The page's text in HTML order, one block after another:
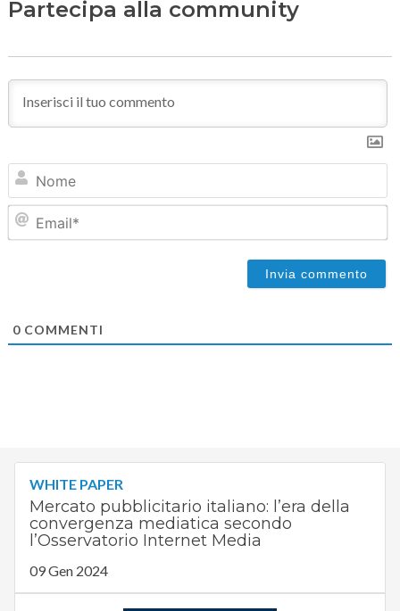
Partecipa alla community
0COMMENTI
WHITE PAPER
Mercato pubblicitario italiano: l’era della
convergenza mediatica secondo
l’Osservatorio Internet Media
09 Gen 2024